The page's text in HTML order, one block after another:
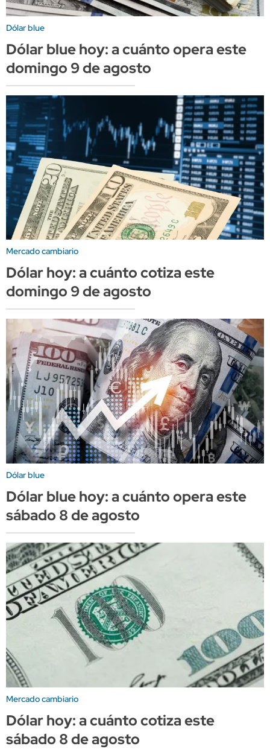
Dólar blue
Dólar blue hoy: a cuánto opera este
domingo 9 de agosto
Mercado cambiario
Dólar hoy: a cuánto cotiza este
domingo 9 de agosto
Dólar blue
Dólar blue hoy: a cuánto opera este
sábado 8 de agosto
Mercado cambiario
Dólar hoy: a cuánto cotiza este
sábado 8 de agosto